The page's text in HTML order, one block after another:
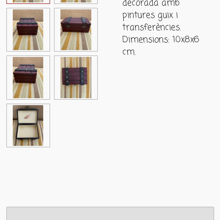
decorada amb
pintures guix i
transferències.
Dimensions: 10x8x6
cm.